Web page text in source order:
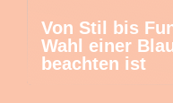
Von Stil bis
Wahl einer
beachten ist